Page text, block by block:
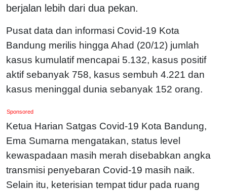
berjalan lebih dari dua pekan.
Pusat data dan informasi Covid-19 Kota
Bandung merilis hingga Ahad (20/12) jumlah
kasus kumulatif mencapai 5.132, kasus positif
aktif sebanyak 758, kasus sembuh 4.221 dan
kasus meninggal dunia sebanyak 152 orang.
Sponsored
Ketua Harian Satgas Covid-19 Kota Bandung,
Ema Sumarna mengatakan, status level
kewaspadaan masih merah disebabkan angka
transmisi penyebaran Covid-19 masih naik.
Selain itu, keterisian tempat tidur pada ruang